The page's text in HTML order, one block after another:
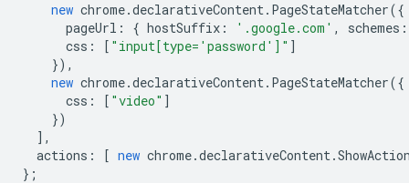
new chrome.declarativeContent. PageStateMatcher({
pageUrl : { hostSuffix : '.google.com' , schemes :
css : [ "input[type='password']" ]
}),
new chrome.declarativeContent. PageStateMatcher({
css : [ "video" ]
})
],
actions : [ new chrome.declarativeContent.
};